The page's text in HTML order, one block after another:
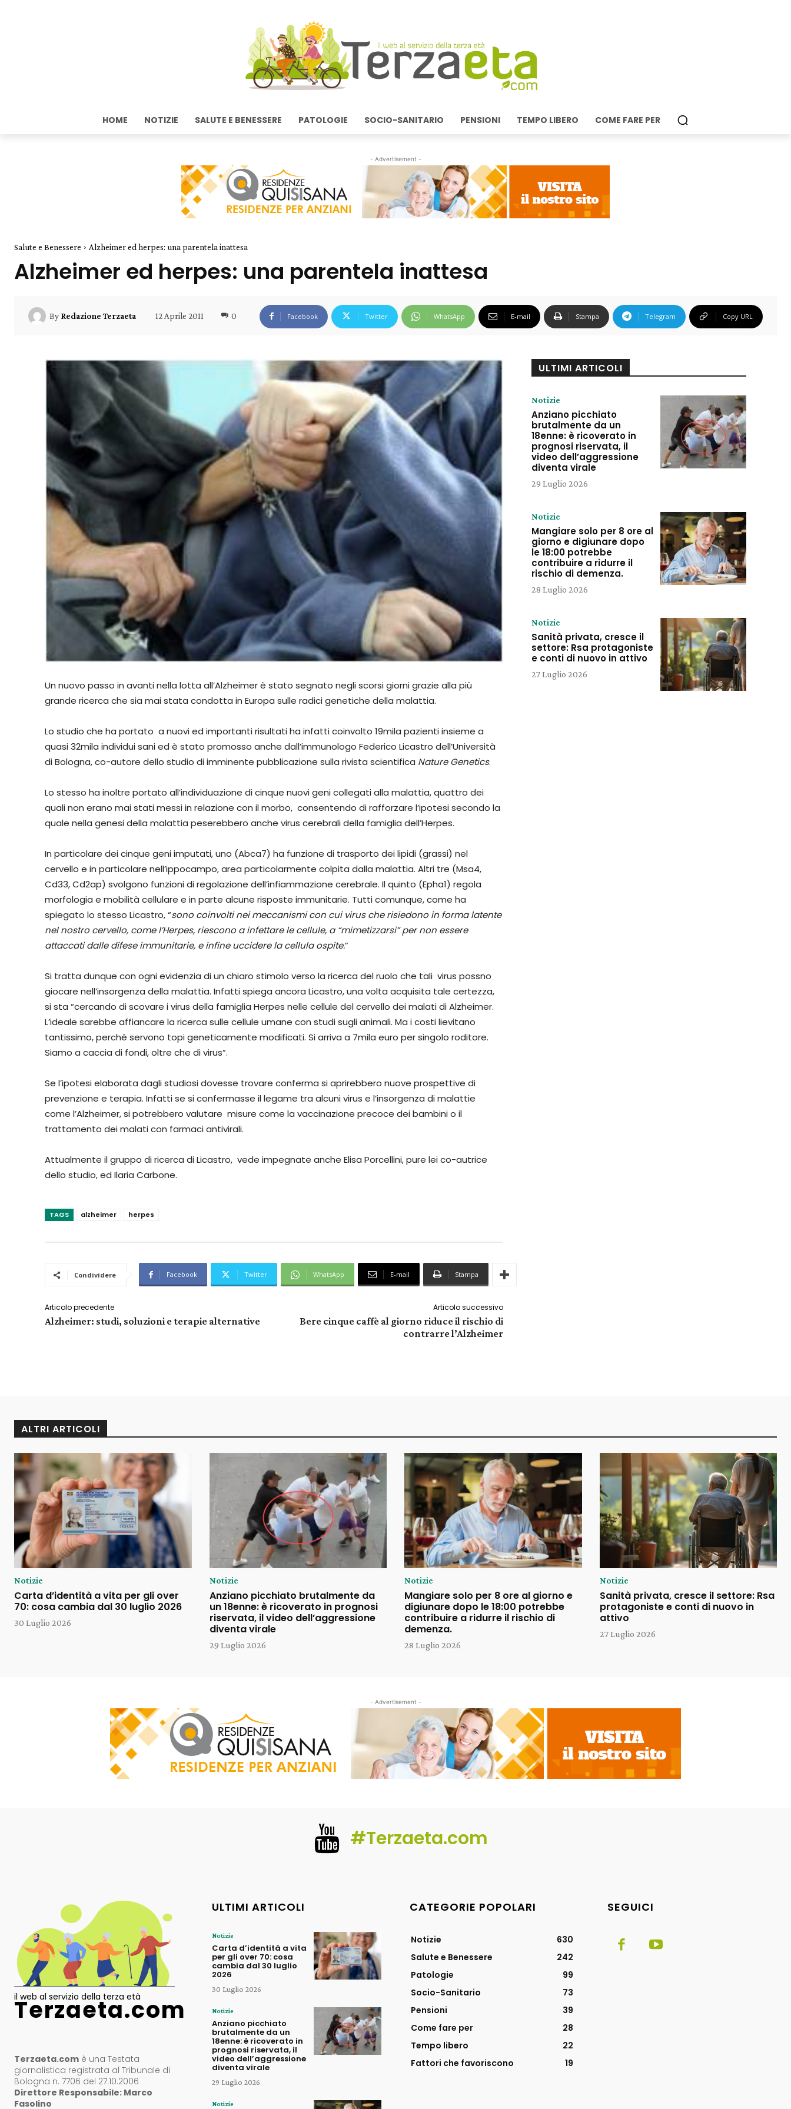
HOME NOTIZIE SALUTE E BENESSERE PATOLOGIE SOCIO-SANITARIO PENSIONI TEMPO LIBERO COME FARE PER
- Advertisement -
Salute e Benessere Alzheimer ed herpes: una parentela inattesa
Alzheimer ed herpes: una parentela inattesa
By Redazione Terzaeta 12 Aprile 2011 0 Facebook Twitter WhatsApp E-mail Stampa Telegram Copy URL
Un nuovo passo in avanti nella lotta all’Alzheimer è stato segnato negli scorsi giorni grazie alla più
grande ricerca che sia mai stata condotta in Europa sulle radici genetiche della malattia.
Lo studio che ha portato a nuovi ed importanti risultati ha infatti coinvolto 19mila pazienti insieme a
quasi 32mila individui sani ed è stato promosso anche dall’immunologo Federico Licastro dell’Università
di Bologna, co-autore dello studio di imminente pubblicazione sulla rivista scientifica Nature Genetics.
Lo stesso ha inoltre portato all’individuazione di cinque nuovi geni collegati alla malattia, quattro dei
quali non erano mai stati messi in relazione con il morbo, consentendo di rafforzare l’ipotesi secondo la
quale nella genesi della malattia peserebbero anche virus cerebrali della famiglia dell’Herpes.
In particolare dei cinque geni imputati, uno (Abca7) ha funzione di trasporto dei lipidi (grassi) nel
cervello e in particolare nell’ippocampo, area particolarmente colpita dalla malattia. Altri tre (Msa4,
Cd33, Cd2ap) svolgono funzioni di regolazione dell’infiammazione cerebrale. Il quinto (Epha1) regola
morfologia e mobilità cellulare e in parte alcune risposte immunitarie. Tutti comunque, come ha
spiegato lo stesso Licastro, “sono coinvolti nei meccanismi con cui virus che risiedono in forma latente
nel nostro cervello, come l’Herpes, riescono a infettare le cellule, a “mimetizzarsi” per non essere
attaccati dalle difese immunitarie, e infine uccidere la cellula ospite.”
Si tratta dunque con ogni evidenzia di un chiaro stimolo verso la ricerca del ruolo che tali virus possno
giocare nell’insorgenza della malattia. Infatti spiega ancora Licastro, una volta acquisita tale certezza,
si sta “cercando di scovare i virus della famiglia Herpes nelle cellule del cervello dei malati di Alzheimer.
L’ideale sarebbe affiancare la ricerca sulle cellule umane con studi sugli animali. Ma i costi lievitano
tantissimo, perché servono topi geneticamente modificati. Si arriva a 7mila euro per singolo roditore.
Siamo a caccia di fondi, oltre che di virus”.
Se l’ipotesi elaborata dagli studiosi dovesse trovare conferma si aprirebbero nuove prospettive di
prevenzione e terapia. Infatti se si confermasse il legame tra alcuni virus e l’insorgenza di malattie
come l’Alzheimer, si potrebbero valutare misure come la vaccinazione precoce dei bambini o il
trattamento dei malati con farmaci antivirali.
Attualmente il gruppo di ricerca di Licastro, vede impegnate anche Elisa Porcellini, pure lei co-autrice
dello studio, ed Ilaria Carbone.
TAGS alzheimer herpes
Condividere Facebook Twitter WhatsApp E-mail Stampa
Articolo precedente
Alzheimer: studi, soluzioni e terapie alternative
Articolo successivo
Bere cinque caffè al giorno riduce il rischio di
contrarre l’Alzheimer
ULTIMI ARTICOLI
Notizie
Anziano picchiato
brutalmente da un
18enne: è ricoverato in
prognosi riservata, il
video dell’aggressione
diventa virale
29 Luglio 2026
Notizie
Mangiare solo per 8 ore al
giorno e digiunare dopo
le 18:00 potrebbe
contribuire a ridurre il
rischio di demenza.
28 Luglio 2026
Notizie
Sanità privata, cresce il
settore: Rsa protagoniste
e conti di nuovo in attivo
27 Luglio 2026
ALTRI ARTICOLI
Notizie
Carta d’identità a vita per gli over
70: cosa cambia dal 30 luglio 2026
30 Luglio 2026
Notizie
Anziano picchiato brutalmente da
un 18enne: è ricoverato in prognosi
riservata, il video dell’aggressione
diventa virale
29 Luglio 2026
Notizie
Mangiare solo per 8 ore al giorno e
digiunare dopo le 18:00 potrebbe
contribuire a ridurre il rischio di
demenza.
28 Luglio 2026
Notizie
Sanità privata, cresce il settore: Rsa
protagoniste e conti di nuovo in
attivo
27 Luglio 2026
- Advertisement -
#Terzaeta.com
il web al servizio della terza età
Terzaeta.com
Terzaeta.com è una Testata
giornalistica registrata al Tribunale di
Bologna n. 7706 del 27.10.2006
Direttore Responsabile: Marco
Fasolino
ULTIMI ARTICOLI
Notizie
Carta d’identità a vita
per gli over 70: cosa
cambia dal 30 luglio
2026
30 Luglio 2026
Notizie
Anziano picchiato
brutalmente da un
18enne: è ricoverato in
prognosi riservata, il
video dell’aggressione
diventa virale
29 Luglio 2026
Notizie
CATEGORIE POPOLARI
Notizie
630
Salute e Benessere
242
Patologie
99
Socio-Sanitario
73
Pensioni
39
Come fare per
28
Tempo libero
22
Fattori che favoriscono
19
SEGUICI